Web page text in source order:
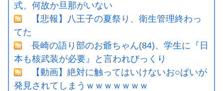
式、何故か旦那がいない
【悲報】八王子の夏祭り、衛生管理終わっ
てた
長崎の語り部のお爺ちゃん(84)、学生に『日
本も核武装が必要』と言われびっくり
【動画】絶対に触ってはいけないお○ぱいが
発見されてしまうｗｗｗｗｗｗｗ